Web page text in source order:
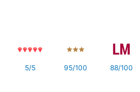
5/5 95/100 88/100